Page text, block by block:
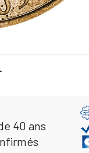
40 ans